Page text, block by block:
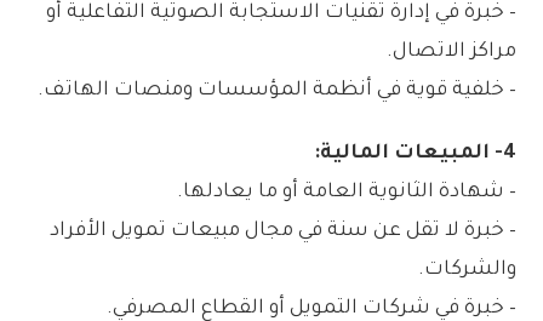
– خبرة في إدارة تقنيات الاستجابة الصوتية التفاعلية أو
مراكز الاتصال.
– خلفية قوية في أنظمة المؤسسات ومنصات الهاتف.
4- المبيعات المالية:
– شهادة الثانوية العامة أو ما يعادلها.
– خبرة لا تقل عن سنة في مجال مبيعات تمويل الأفراد
والشركات.
– خبرة في شركات التمويل أو القطاع المصرفي.